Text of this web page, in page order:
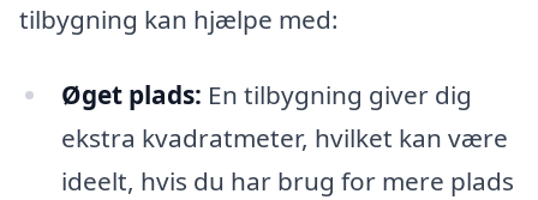
tilbygning kan hjælpe med:
Øget plads: En tilbygning giver dig
ekstra kvadratmeter, hvilket kan være
ideelt, hvis du har brug for mere plads